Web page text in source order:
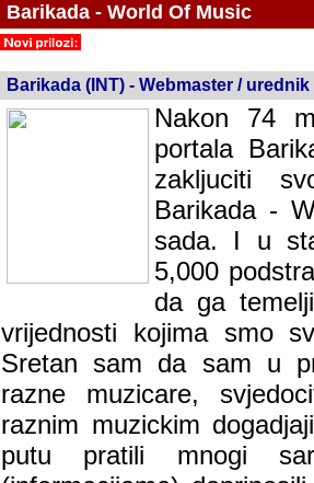
Barikada - World Of Music
Barikada (INT) - Webmaster / urednik
Nakon 74
portala
zakljuciti
Barikada -
sada. I u
5,000
da ga
vrijednosti kojima smo
Sretan sam da sam u
muzicare, svjedociti
muzickim dogadjajima...
mnogi saradnici koji